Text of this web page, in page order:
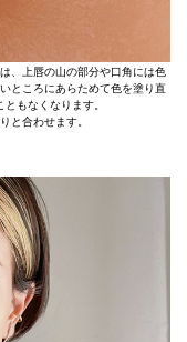
、上唇の山の部分や口角には色
ところにあらためて色を塗り直
もなくなります。
と合わせます。